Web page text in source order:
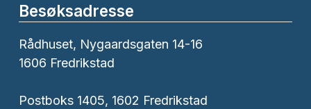
Besøksadresse
Rådhuset, Nygaardsgaten 14-16
1606 Fredrikstad
Postboks 1405, 1602 Fredrikstad